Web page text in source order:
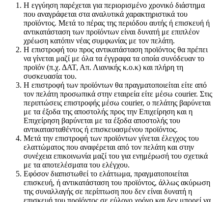
Η εγγύηση παρέχεται για περιορισμένο χρονικό διάστημα
που αναγράφεται στα αναλυτικά χαρακτηριστικά του
προϊόντος. Μετά το πέρας της περιόδου αυτής ή επισκευή ή
αντικατάσταση των προϊόντων είναι δυνατή με επιπλέον
χρέωση κατόπιν νέας συμφωνίας με τον πελάτη.
Η επιστροφή του προς αντικατάσταση προϊόντος θα πρέπει
να γίνεται μαζί με όλα τα έγγραφα τα οποία συνόδευαν το
προϊόν (π.χ. ΔΑΤ, Απ. Λιανικής κ.ο.κ) και πλήρη τη
συσκευασία του.
Η επιστροφή των προϊόντων θα πραγματοποιείται είτε από
τον πελάτη προσωπικά στην εταιρεία είτε μέσω courier. Στις
περιπτώσεις επιστροφής μέσω courier, o πελάτης βαρύνεται
με τα έξοδα της αποστολής προς την Επιχείρηση και η
Επιχείρηση βαρύνεται με τα έξοδα αποστολής του
αντικατασταθέντος ή επισκευασμένου προϊόντος.
Μετά την επιστροφή των προϊόντων γίνεται έλεγχος του
ελαττώματος που αναφέρεται από τον πελάτη και στην
συνέχεια επικοινωνία μαζί του για ενημέρωσή του σχετικά
με τα αποτελέσματα του ελέγχου.
Εφόσον διαπιστωθεί το ελάττωμα, πραγματοποιείται
επισκευή, ή αντικατάσταση του προϊόντος, άλλως ακύρωση
της συναλλαγής σε περίπτωση που δεν είναι δυνατή η
επισκευή του προϊόντος σε εύλογο χρόνο και δεν μπορεί να